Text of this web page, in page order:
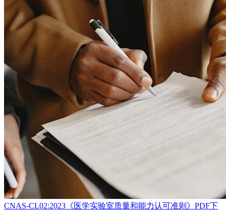
CNAS-CL02:2023《医学实验室质量和能力认可准则》PDF下